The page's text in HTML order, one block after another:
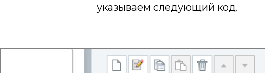
указываем следующий код.